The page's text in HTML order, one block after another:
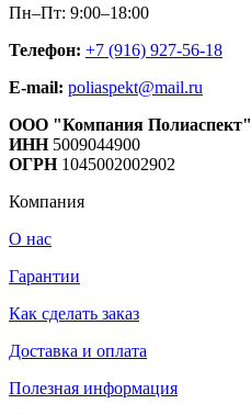
Пн–Пт: 9:00–18:00
Телефон: +7 (916) 927-56-18
E-mail: poliaspekt@mail.ru
ООО "Компания Полиаспект"
ИНН5009044900
ОГРН 1045002002902
Компания
О нас
Гарантии
Как сделать заказ
Доставка и оплата
Полезная информация